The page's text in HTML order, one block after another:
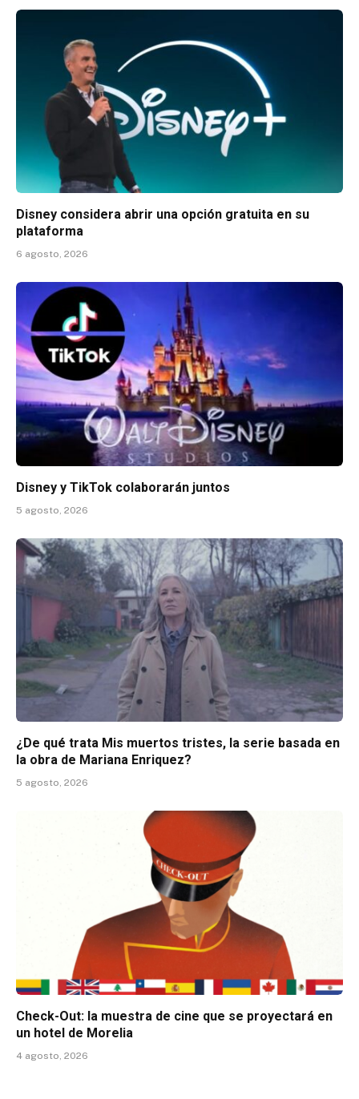
Disney considera abrir una opción gratuita en su
plataforma
6 agosto, 2026
Disney y TikTok colaborarán juntos
5 agosto, 2026
¿De qué trata Mis muertos tristes, la serie basada en
la obra de Mariana Enriquez?
5 agosto, 2026
Check-Out: la muestra de cine que se proyectará en
un hotel de Morelia
4 agosto, 2026